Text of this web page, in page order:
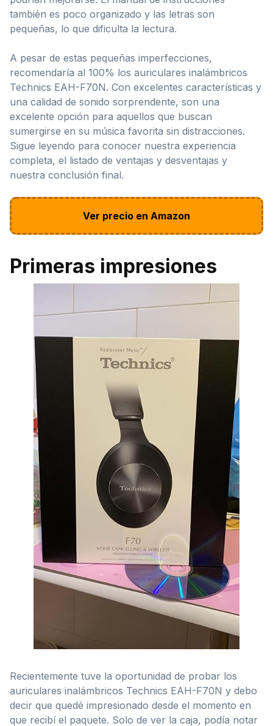
también es poco organizado y las letras son
pequeñas, lo que dificulta la lectura.
A pesar de estas pequeñas imperfecciones,
recomendaría al 100% los auriculares inalámbricos
Technics EAH-F70N. Con excelentes características y
una calidad de sonido sorprendente, son una
excelente opción para aquellos que buscan
sumergirse en su música favorita sin distracciones.
Sigue leyendo para conocer nuestra experiencia
completa, el listado de ventajas y desventajas y
nuestra conclusión final.
Ver precio en Amazon
Primeras impresiones
Recientemente tuve la oportunidad de probar los
auriculares inalámbricos Technics EAH-F70N y debo
decir que quedé impresionado desde el momento en
que recibí el paquete. Solo de ver la caja, podía notar